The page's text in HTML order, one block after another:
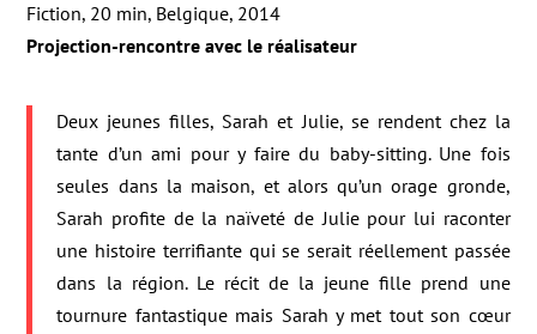
Fiction, 20 min, Belgique, 2014
Projection-rencontre avec le réalisateur
Deux jeunes filles, Sarah et Julie, se rendent chez la
tante d’un ami pour y faire du baby-sitting. Une fois
seules dans la maison, et alors qu’un orage gronde,
Sarah profite de la naïveté de Julie pour lui raconter
une histoire terrifiante qui se serait réellement passée
dans la région. Le récit de la jeune fille prend une
tournure fantastique mais Sarah y met tout son cœur